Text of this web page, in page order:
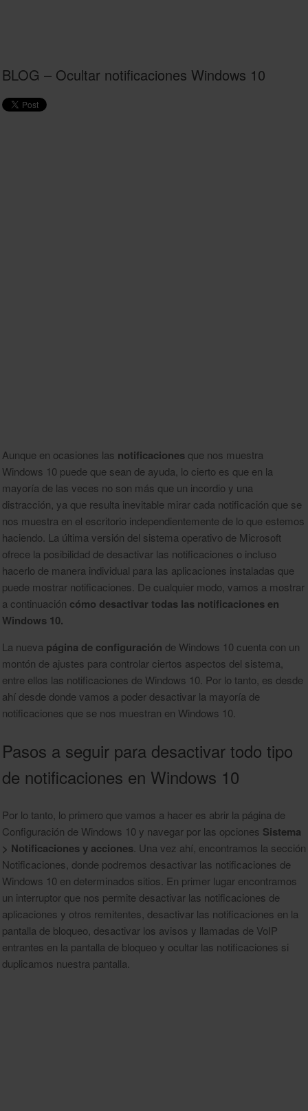
BLOG – Ocultar notificaciones Windows 10
Aunque en ocasiones las notificaciones que nos muestra
Windows 10 puede que sean de ayuda, lo cierto es que en la
mayoría de las veces no son más que un incordio y una
distracción, ya que resulta inevitable mirar cada notificación que se
nos muestra en el escritorio independientemente de lo que estemos
haciendo. La última versión del sistema operativo de Microsoft
ofrece la posibilidad de desactivar las notificaciones o incluso
hacerlo de manera individual para las aplicaciones instaladas que
puede mostrar notificaciones. De cualquier modo, vamos a mostrar
a continuación cómo desactivar todas las notificaciones en
Windows 10.
La nueva página de configuración de Windows 10 cuenta con un
montón de ajustes para controlar ciertos aspectos del sistema,
entre ellos las notificaciones de Windows 10. Por lo tanto, es desde
ahí desde donde vamos a poder desactivar la mayoría de
notificaciones que se nos muestran en Windows 10.
Pasos a seguir para desactivar todo tipo
de notificaciones en Windows 10
Por lo tanto, lo primero que vamos a hacer es abrir la página de
Configuración de Windows 10 y navegar por las opciones Sistema
> Notificaciones y acciones . Una vez ahí, encontramos la sección
Notificaciones, donde podremos desactivar las notificaciones de
Windows 10 en determinados sitios. En primer lugar encontramos
un interruptor que nos permite desactivar las notificaciones de
aplicaciones y otros remitentes, desactivar las notificaciones en la
pantalla de bloqueo, desactivar los avisos y llamadas de VoIP
entrantes en la pantalla de bloqueo y ocultar las notificaciones si
duplicamos nuestra pantalla.